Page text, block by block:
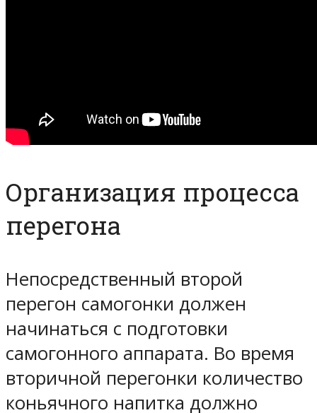
Организация процесса
перегона
Непосредственный второй
перегон самогонки должен
начинаться с подготовки
самогонного аппарата. Во время
вторичной перегонки количество
коньячного напитка должно